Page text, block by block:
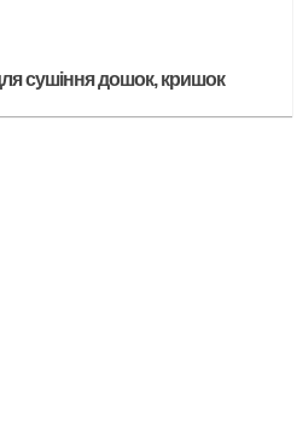
сушіння дошок, кришок